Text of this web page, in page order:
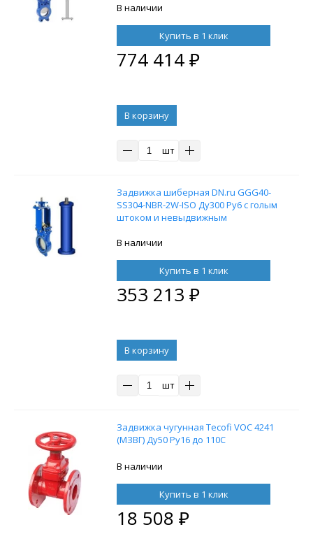
штоком 1200-2000 мм, на штурвал,
В наличии
Купить в 1 клик
774 414₽
В корзину
шт
Задвижка шиберная DN.ru GGG40-
SS304-NBR-2W-ISO Ду300 Ру6 с голым
штоком и невыдвижным
F14 (ОСТ тип В) 1000 мм, управление
В наличии
Купить в 1 клик
353 213 ₽
В корзину
шт
Задвижка чугунная Tecofi VOC 4241
(МЗВГ) Ду50 Ру16 до 110С
В наличии
Купить в 1 клик
18 508 ₽